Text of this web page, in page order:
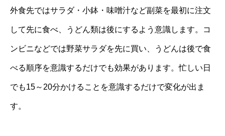
外食先ではサラダ・小鉢・味噌汁など副菜を最初に注文
して先に食べ、うどん類は後にするよう意識します。コ
ンビニなどでは野菜サラダを先に買い、うどんは後で食
べる順序を意識するだけでも効果があります。忙しい日
でも15～20分かけることを意識するだけで変化が出ま
す。